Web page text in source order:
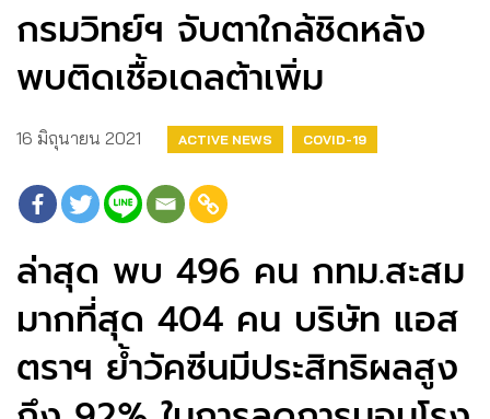
กรมวิทย์ฯ จับตาใกล้ชิดหลัง
พบติดเชื้อเดลต้าเพิ่ม
16 มิถุนายน 2021 ACTIVE NEWS COVID-19
ล่าสุด พบ 496 คน กทม.สะสม
มากที่สุด 404 คน บริษัท แอส
ตราฯ ย้ำวัคซีนมีประสิทธิผลสูง